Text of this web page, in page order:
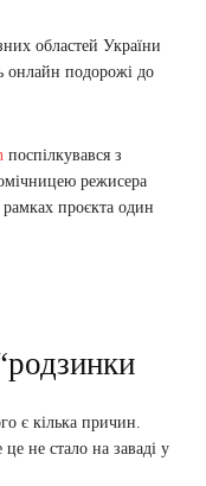
областей України
онлайн подорожі до
поспілкувався з
режисера
проєкта один
є кілька причин.
не стало на заваді у